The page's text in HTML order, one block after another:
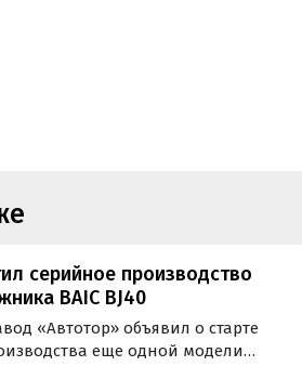
серийное производство
BAIC BJ40
«Автотор» объявил о старте
еще одной модели